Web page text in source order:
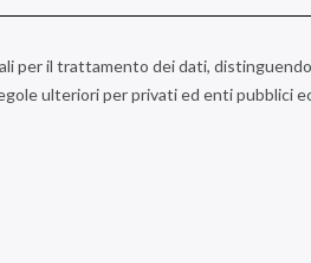
per il trattamento dei dati,
ulteriori per privati ed enti pubblici